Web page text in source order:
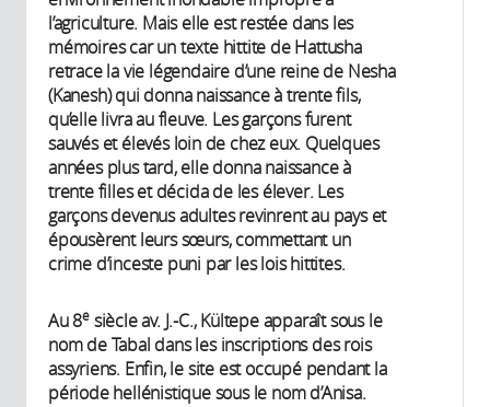
l’agriculture. Mais elle est restée dans les
mémoires car un texte hittite de Hattusha
retrace la vie légendaire d’une reine de Nesha
(Kanesh) qui donna naissance à trente fils,
qu’elle livra au fleuve. Les garçons furent
sauvés et élevés loin de chez eux. Quelques
années plus tard, elle donna naissance à
trente filles et décida de les élever. Les
garçons devenus adultes revinrent au pays et
épousèrent leurs sœurs, commettant un
crime d’inceste puni par les lois hittites.
Au 8e siècle av. J.-C., Kültepe apparaît sous le
nom de Tabal dans les inscriptions des rois
assyriens. Enfin, le site est occupé pendant la
période hellénistique sous le nom d’Anisa.